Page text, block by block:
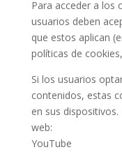
Para acceder a los
usuarios deben
que estos aplican
políticas de
Si los usuarios
contenidos, estas
en sus
web:
YouTube